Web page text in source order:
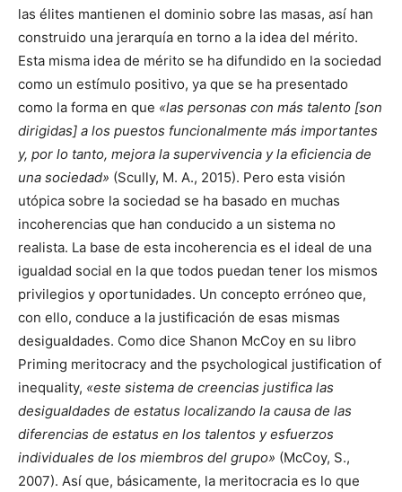
las élites mantienen el dominio sobre las masas, así han
construido una jerarquía en torno a la idea del mérito.
Esta misma idea de mérito se ha difundido en la sociedad
como un estímulo positivo, ya que se ha presentado
como la forma en que «las personas con más talento [son
dirigidas] a los puestos funcionalmente más importantes
y, por lo tanto, mejora la supervivencia y la eficiencia de
una sociedad» (Scully, M. A., 2015). Pero esta visión
utópica sobre la sociedad se ha basado en muchas
incoherencias que han conducido a un sistema no
realista. La base de esta incoherencia es el ideal de una
igualdad social en la que todos puedan tener los mismos
privilegios y oportunidades. Un concepto erróneo que,
con ello, conduce a la justificación de esas mismas
desigualdades. Como dice Shanon McCoy en su libro
Priming meritocracy and the psychological justification of
inequality, «este sistema de creencias justifica las
desigualdades de estatus localizando la causa de las
diferencias de estatus en los talentos y esfuerzos
individuales de los miembros del grupo» (McCoy, S.,
2007). Así que, básicamente, la meritocracia es lo que